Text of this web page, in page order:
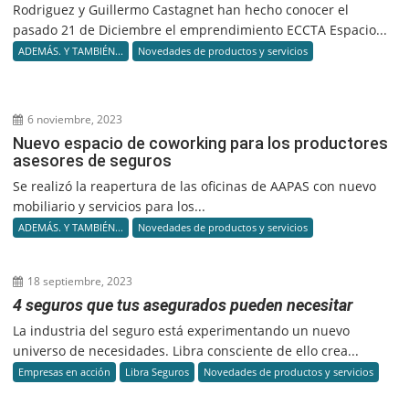
Rodriguez y Guillermo Castagnet han hecho conocer el
pasado 21 de Diciembre el emprendimiento ECCTA Espacio...
ADEMÁS. Y TAMBIÉN... Novedades de productos y servicios
6 noviembre, 2023
Nuevo espacio de coworking para los productores
asesores de seguros
Se realizó la reapertura de las oficinas de AAPAS con nuevo
mobiliario y servicios para los...
ADEMÁS. Y TAMBIÉN... Novedades de productos y servicios
18 septiembre, 2023
4 seguros que tus asegurados pueden necesitar
La industria del seguro está experimentando un nuevo
universo de necesidades. Libra consciente de ello crea...
Empresas en acción Libra Seguros Novedades de productos y servicios